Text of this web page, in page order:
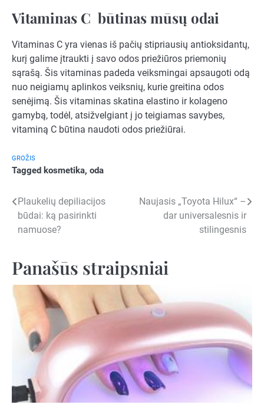
Vitaminas C būtinas mūsų odai
Vitaminas C yra vienas iš pačių stipriausių antioksidantų,
kurį galime įtraukti į savo odos priežiūros priemonių
sąrašą. Šis vitaminas padeda veiksmingai apsaugoti odą
nuo neigiamų aplinkos veiksnių, kurie greitina odos
senėjimą. Šis vitaminas skatina elastino ir kolageno
gamybą, todėl, atsižvelgiant į jo teigiamas savybes,
vitaminą C būtina naudoti odos priežiūrai.
GROŽIS
Tagged kosmetika, oda
Navigacija
tarp
Plaukelių depiliacijos
būdai: ką pasirinkti
namuose?
Naujasis „Toyota Hilux“ –
dar universalesnis ir
stilingesnis
Panašūs straipsniai